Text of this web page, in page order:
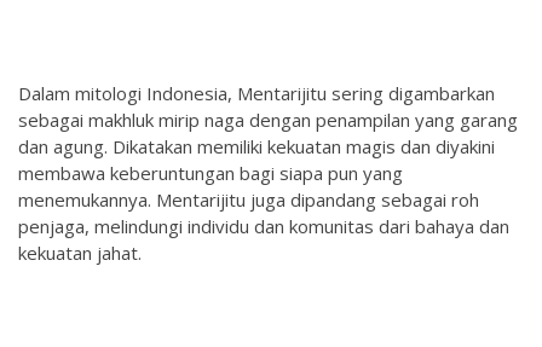
Dalam mitologi Indonesia, Mentarijitu sering digambarkan
sebagai makhluk mirip naga dengan penampilan yang garang
dan agung. Dikatakan memiliki kekuatan magis dan diyakini
membawa keberuntungan bagi siapa pun yang
menemukannya. Mentarijitu juga dipandang sebagai roh
penjaga, melindungi individu dan komunitas dari bahaya dan
kekuatan jahat.